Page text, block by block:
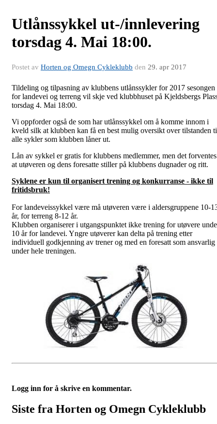
Utlånssykkel ut-/innlevering
torsdag 4. Mai 18:00.
Postet av Horten og Omegn Cykleklubb den 29. apr 2017
Tildeling og tilpasning av klubbens utlånssykler for 2017 sesongen
for landevei og terreng vil skje ved klubbhuset på Kjeldsbergs
torsdag 4. Mai 18:00.
Vi oppforder også de som har utlånssykkel om å komme innom i
kveld silk at klubben kan få en best mulig oversikt over tilstanden
alle sykler som klubben låner ut.
Lån av sykkel er gratis for klubbens medlemmer, men det forventes
at utøveren og dens foresatte stiller på klubbens dugnader og ritt.
Syklene er kun til organisert trening og konkurranse - ikke til
fritidsbruk!
For landeveissykkel være må utøveren være i aldersgruppene 10-
år, for terreng 8-12 år.
Klubben organiserer i utgangspunktet ikke trening for utøvere
10 år for landevei. Yngre utøverer kan delta på trening etter
individuell godkjenning av trener og med en foresatt som ansvarlig
under hele treningen.
Logg inn for å skrive en kommentar.
Siste fra Horten og Omegn Cykleklubb